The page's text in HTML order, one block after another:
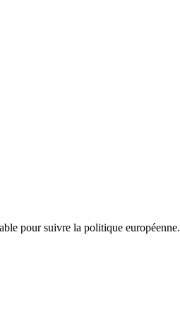
pour suivre la politique européenne.